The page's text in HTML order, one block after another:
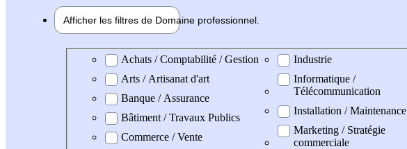
Afficher les filtres de Domaine professionnel
Domaine professionel
Achats / Comptabilité / Gestion
Arts / Artisanat d'art
Banque / Assurance
Bâtiment / Travaux Publics
Commerce / Vente
Industrie
Informatique /
Télécommunication
Installation / Maintenance
Marketing / Stratégie
commerciale